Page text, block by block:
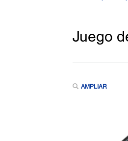
Juego
AMPLIAR